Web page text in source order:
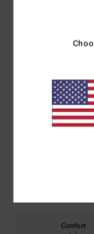
Livraison &
Confort